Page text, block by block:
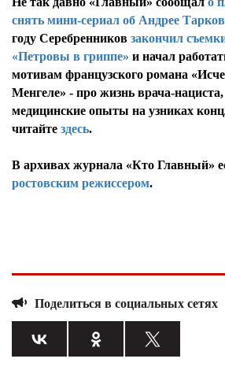
снять мини-сериал об Андрее
году Серебренников закончил
«Петровы в гриппе» и начал
мотивам французского романа
Менгеле» - про жизнь врача-
медицинские опыты на узниках
читайте здесь.
В архивах журнала «Кто Главный»
ростовским режиссером.
Поделиться в социальных сетях